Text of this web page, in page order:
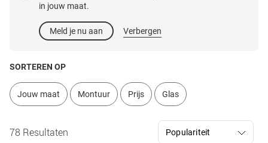
in jouw maat.
Meld je nu aan Verbergen
SORTEREN OP
Jouw maat Montuur Prijs Glas
78 Resultaten